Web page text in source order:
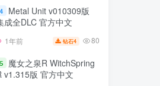
4
Metal Unit v010309版
成全DLC 官方中文
1年前 钻石4 80
5
魔女之泉R WitchSpring
v1.315版 官方中文
Void v3.1.4.41219单机版 集
全DLC 官方中文
2年前 钻石6
4
Metal Unit v010309版
成全DLC 官方中文
1年前 钻石